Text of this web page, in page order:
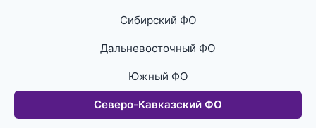
Сибирский ФО
Дальневосточный ФО
Южный ФО
Северо-Кавказский ФО